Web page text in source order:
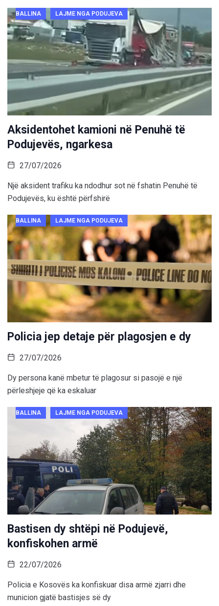
BALLINA LAJME NGA PODUJEVA
Aksidentohet kamioni në Penuhë të
Podujevës, ngarkesa
27/07/2026
Një aksident trafiku ka ndodhur sot në fshatin Penuhë të
Podujevës, ku është përfshirë
BALLINA LAJME NGA PODUJEVA
Policia jep detaje për plagosjen e dy
27/07/2026
Dy persona kanë mbetur të plagosur si pasojë e një
përleshjeje që ka eskaluar
BALLINA LAJME NGA PODUJEVA
Bastisen dy shtëpi në Podujevë,
konfiskohen armë
22/07/2026
Policia e Kosovës ka konfiskuar disa armë zjarri dhe
municion gjatë bastisjes së dy